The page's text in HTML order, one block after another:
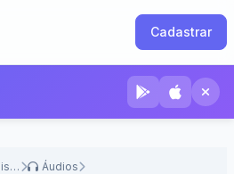
Cadastrar
Paqueras Conquistas e Cantadas
Áudios